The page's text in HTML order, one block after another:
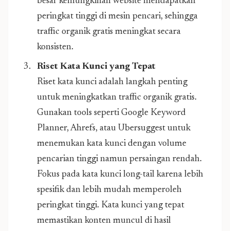
peringkat tinggi di mesin pencari, sehingga
traffic organik gratis meningkat secara
konsisten.
Riset Kata Kunci yang Tepat
Riset kata kunci adalah langkah penting
untuk meningkatkan traffic organik gratis.
Gunakan tools seperti Google Keyword
Planner, Ahrefs, atau Ubersuggest untuk
menemukan kata kunci dengan volume
pencarian tinggi namun persaingan rendah.
Fokus pada kata kunci long-tail karena lebih
spesifik dan lebih mudah memperoleh
peringkat tinggi. Kata kunci yang tepat
memastikan konten muncul di hasil